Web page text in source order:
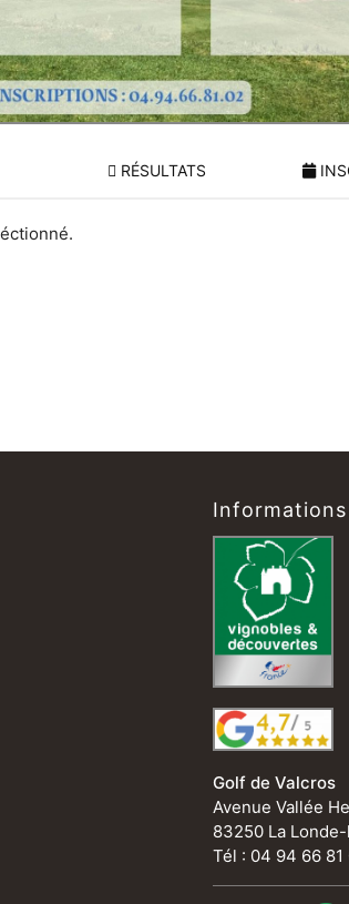
RÉSULTATS
Informations
Golf de Valcros
Avenue Vallée
83250 La
Tél : 04 94 66 81